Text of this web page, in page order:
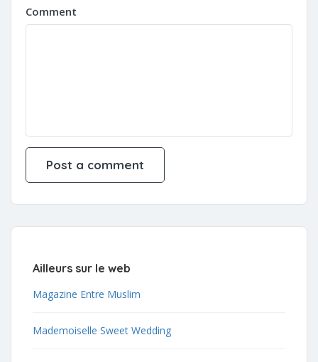
Comment
Ailleurs sur le web
Magazine Entre Muslim
Mademoiselle Sweet Wedding